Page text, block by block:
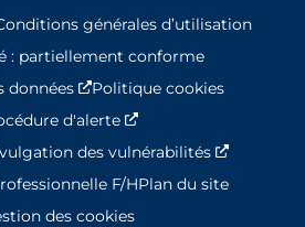
générales d’utilisation
: partiellement conforme
données
Nouvelle fenêtre
Politique cookies
d'alerte
Nouvelle fenêtre
des vulnérabilités
Nouvelle
F/HPlan du site
des cookies